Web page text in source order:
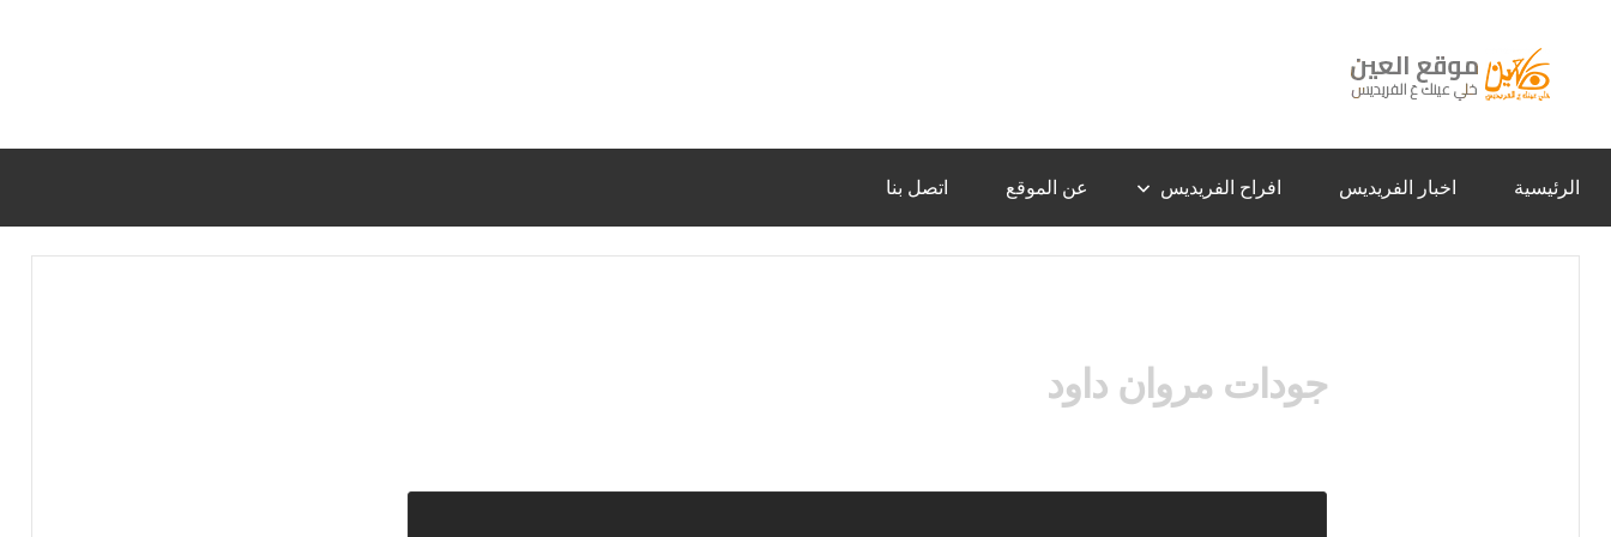
المحتوى
العين
–
عَ
الفريديس
الرئيسية اخبار الفريديس افراح الفريديس عن الموقع اتصل بنا
جودات مروان داود